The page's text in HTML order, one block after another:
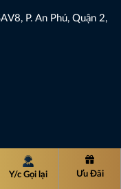
Y/c Gọi lại Ưu Đãi
P. An Phú, Quận 2,